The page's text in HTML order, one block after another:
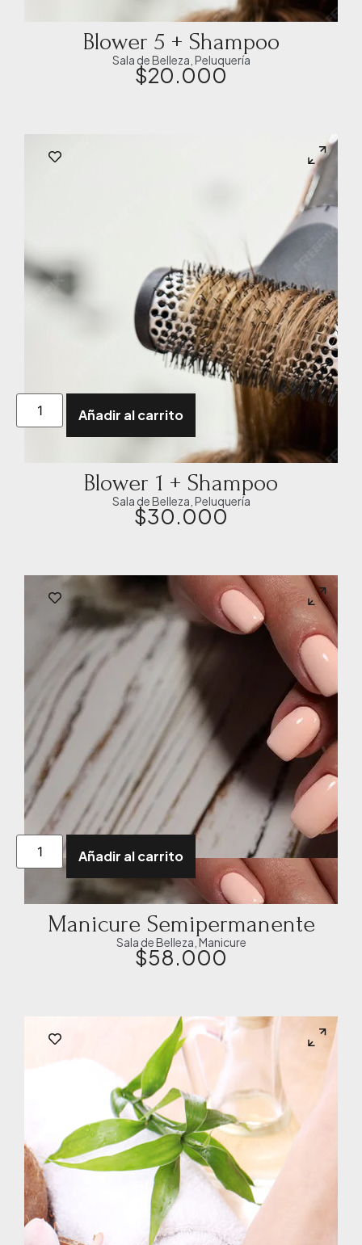
Blower 5 + Shampoo
Sala de Belleza Peluquería
$20.000
Añadir al carrito
Blower 1 + Shampoo
Sala de Belleza Peluquería
$30.000
Añadir al carrito
Manicure Semipermanente
Sala de Belleza Manicure
$58.000